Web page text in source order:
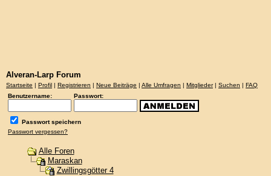
Alveran-Larp Forum
Startseite | Profil | Registrieren | Neue Beiträge | Alle Umfragen | Mitglieder| Suchen | FAQ
Benutzername:
Passwort:
Passwort speichern
Passwort vergessen?
Alle Foren
Maraskan
Zwillingsgötter 4